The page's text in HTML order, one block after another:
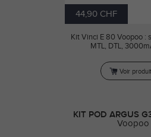
44,90 CHF
Kit Vinci E 80 Voopoo :
MTL, DTL,
Voir produit
KIT POD ARGUS
Voopoo